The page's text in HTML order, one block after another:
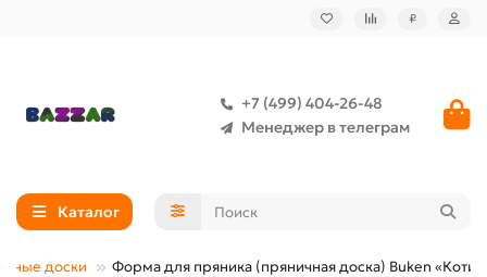
₽
+7 (499) 404-26-48
Менеджер в телеграм
Каталог
доски Форма для пряника (пряничная доска) Buken